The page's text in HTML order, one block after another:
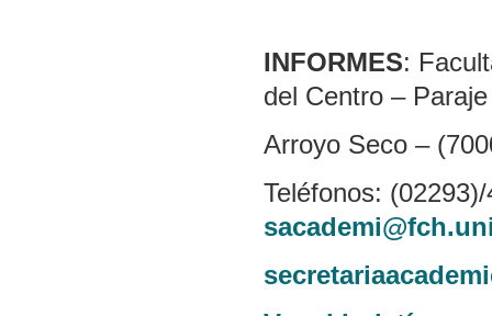
INFORMES:
del Centro – Paraje
Arroyo Seco –
Teléfonos: